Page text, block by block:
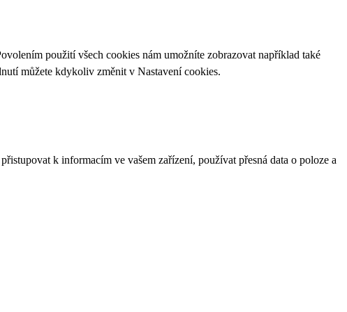
použití všech cookies nám umožníte zobrazovat například také
můžete kdykoliv změnit v Nastavení cookies.
k informacím ve vašem zařízení, používat přesná data o poloze a